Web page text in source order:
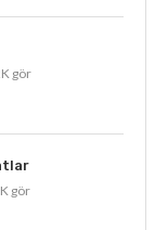
gör
gör